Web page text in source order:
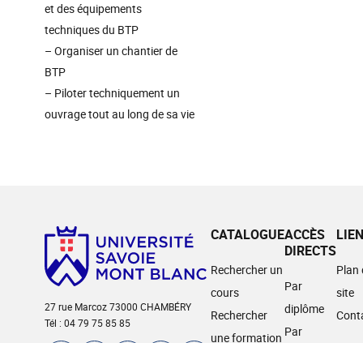
et des équipements
techniques du BTP
– Organiser un chantier de
BTP
– Piloter techniquement un
ouvrage tout au long de sa vie
27 rue Marcoz 73000 CHAMBÉRY
Tél : 04 79 75 85 85
CATALOGUE
Rechercher un
cours
Rechercher
une formation
ACCÈS
DIRECTS
Par
diplôme
Par
Plan
site